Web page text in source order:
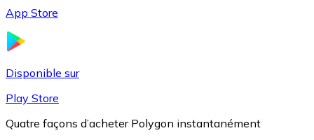
App Store
Disponible sur
Play Store
Quatre façons d’acheter Polygon instantanément